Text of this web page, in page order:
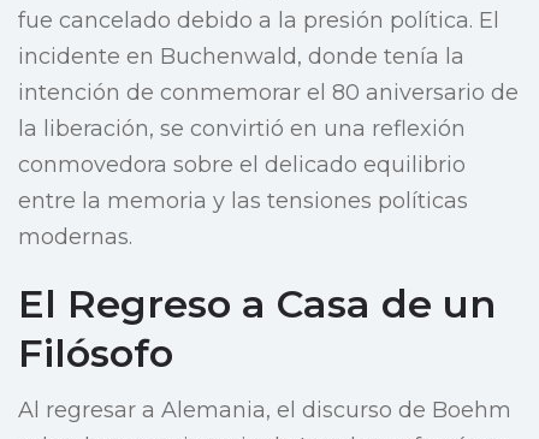
fue cancelado debido a la presión política. El
incidente en Buchenwald, donde tenía la
intención de conmemorar el 80 aniversario de
la liberación, se convirtió en una reflexión
conmovedora sobre el delicado equilibrio
entre la memoria y las tensiones políticas
modernas.
El Regreso a Casa de un
Filósofo
Al regresar a Alemania, el discurso de Boehm